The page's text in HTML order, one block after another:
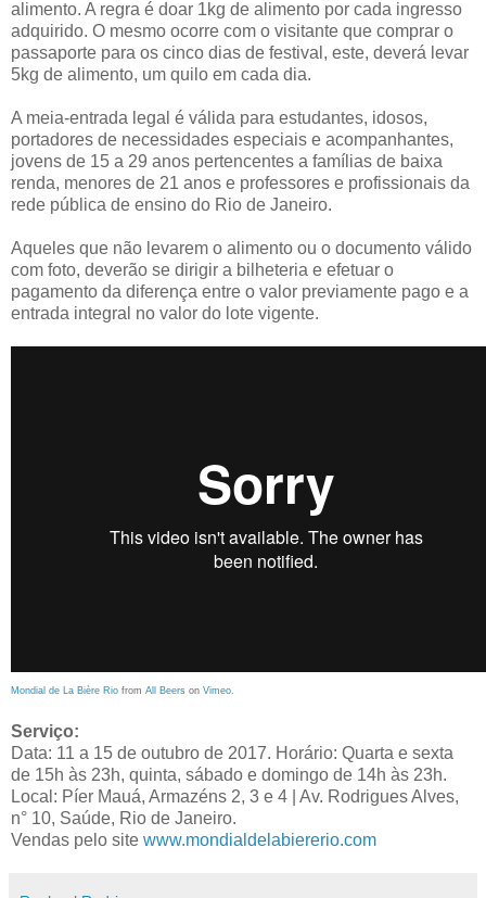
alimento. A regra é doar 1kg de alimento por cada ingresso
adquirido. O mesmo ocorre com o visitante que comprar o
passaporte para os cinco dias de festival, este, deverá levar
5kg de alimento, um quilo em cada dia.
A meia-entrada legal é válida para estudantes, idosos,
portadores de necessidades especiais e acompanhantes,
jovens de 15 a 29 anos pertencentes a famílias de baixa
renda, menores de 21 anos e professores e profissionais da
rede pública de ensino do Rio de Janeiro.
Aqueles que não levarem o alimento ou o documento válido
com foto, deverão se dirigir a bilheteria e efetuar o
pagamento da diferença entre o valor previamente pago e a
entrada integral no valor do lote vigente.
Mondial de La Bière Rio from All Beers on Vimeo.
Serviço:
Data: 11 a 15 de outubro de 2017. Horário: Quarta e sexta
de 15h às 23h, quinta, sábado e domingo de 14h às 23h.
Local: Píer Mauá, Armazéns 2, 3 e 4 | Av. Rodrigues Alves,
n° 10, Saúde, Rio de Janeiro.
Vendas pelo site www.mondialdelabiererio.com